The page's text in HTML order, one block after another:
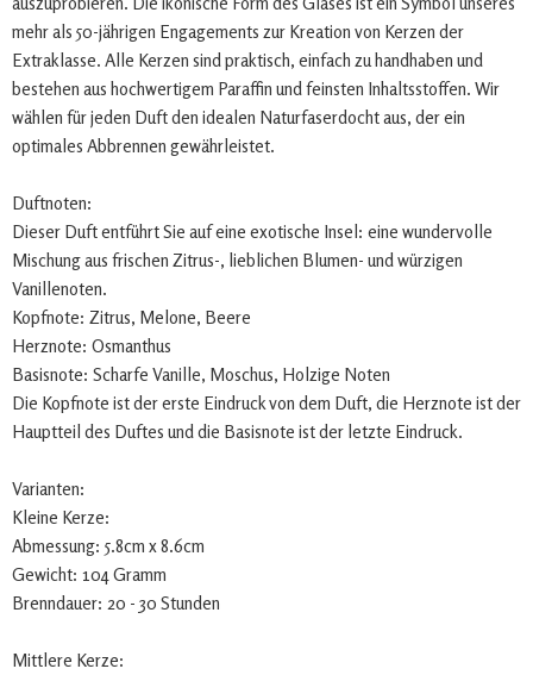
mehr als 50-jährigen Engagements zur Kreation von Kerzen der
Extraklasse. Alle Kerzen sind praktisch, einfach zu handhaben und
bestehen aus hochwertigem Paraffin und feinsten Inhaltsstoffen. Wir
wählen für jeden Duft den idealen Naturfaserdocht aus, der ein
optimales Abbrennen gewährleistet.
Duftnoten:
Dieser Duft entführt Sie auf eine exotische Insel: eine wundervolle
Mischung aus frischen Zitrus-, lieblichen Blumen- und würzigen
Vanillenoten.
Kopfnote: Zitrus, Melone, Beere
Herznote: Osmanthus
Basisnote: Scharfe Vanille, Moschus, Holzige Noten
Die Kopfnote ist der erste Eindruck von dem Duft, die Herznote ist der
Hauptteil des Duftes und die Basisnote ist der letzte Eindruck.
Varianten:
Kleine Kerze:
Abmessung: 5.8cm x 8.6cm
Gewicht: 104 Gramm
Brenndauer: 20 - 30 Stunden
Mittlere Kerze: